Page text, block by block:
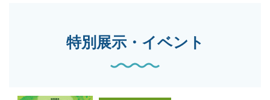
特別展示・イベント